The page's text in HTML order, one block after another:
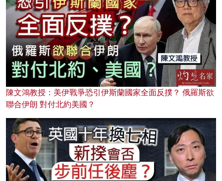
陳文鴻教授：美伊戰爭恐引伊斯蘭國家全面反撲？ 俄羅斯欲
聯合伊朗 對付北約美國？